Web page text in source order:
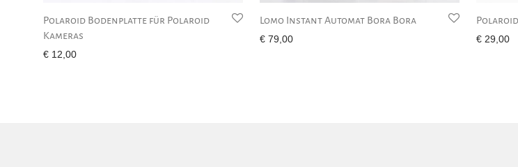
Polaroid Bodenplatte für Polaroid
Kameras
€ 12,00
Lomo Instant Automat Bora Bora
€ 79,00
€ 29,00